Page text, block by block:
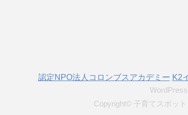
認定NPO法人コロンブスアカデミー K2
Copyright© 子育てスポッ